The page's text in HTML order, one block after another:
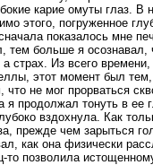
карие омуты глаз. В
этого, погруженное
показалось мне
тем больше я осознавал,
страх. Из всего времени,
этот момент был тем,
не мог прорваться
я продолжал тонуть в ее
вздохнула. Как
прежде чем зарыться
как она физически
то позволила